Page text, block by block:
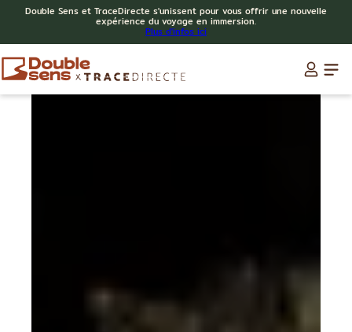
Double Sens et TraceDirecte s'unissent pour vous offrir une nouvelle
expérience du voyage en immersion.
Plus d'infos ici